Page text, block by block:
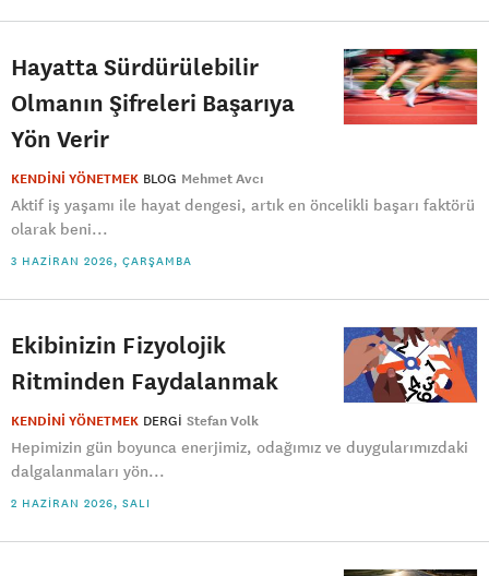
Hayatta Sürdürülebilir
Olmanın Şifreleri Başarıya
Yön Verir
KENDİNİ YÖNETMEK BLOG Mehmet Avcı
Aktif iş yaşamı ile hayat dengesi, artık en öncelikli başarı faktörü
olarak beni...
3 HAZIRAN 2026, ÇARŞAMBA
Ekibinizin Fizyolojik
Ritminden Faydalanmak
KENDİNİ YÖNETMEK DERGI Stefan Volk
Hepimizin gün boyunca enerjimiz, odağımız ve duygularımızdaki
dalgalanmaları yön...
2 HAZIRAN 2026, SALI